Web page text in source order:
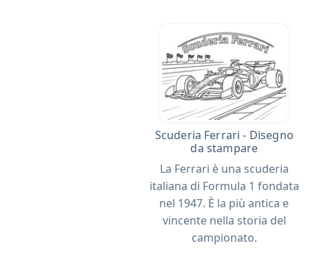
Scuderia Ferrari - Disegno
da stampare
La Ferrari è una scuderia
italiana di Formula 1 fondata
nel 1947. È la più antica e
vincente nella storia del
campionato.